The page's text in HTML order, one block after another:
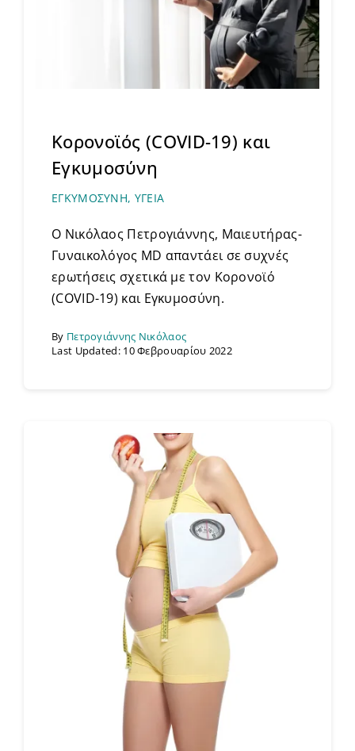
Κορονοϊός (COVID-19) και
Εγκυμοσύνη
ΕΓΚΥΜΟΣΥΝΗ, ΥΓΕΙΑ
Ο Νικόλαος Πετρογιάννης, Μαιευτήρας-
Γυναικολόγος MD απαντάει σε συχνές
ερωτήσεις σχετικά με τον Κορονοϊό
(COVID-19) και Εγκυμοσύνη.
By Πετρογιάννης Νικόλαος
Last Updated: 10 Φεβρουαρίου 2022